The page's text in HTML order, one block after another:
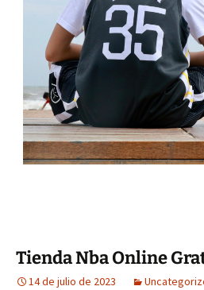
Tienda Nba Online
14 de julio de 2023